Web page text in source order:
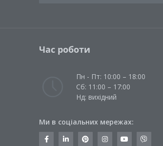
Час роботи
Пн - Пт: 10:00 – 18:00
Сб: 11:00 – 17:00
Нд: вихідний
Ми в соціальних мережах: